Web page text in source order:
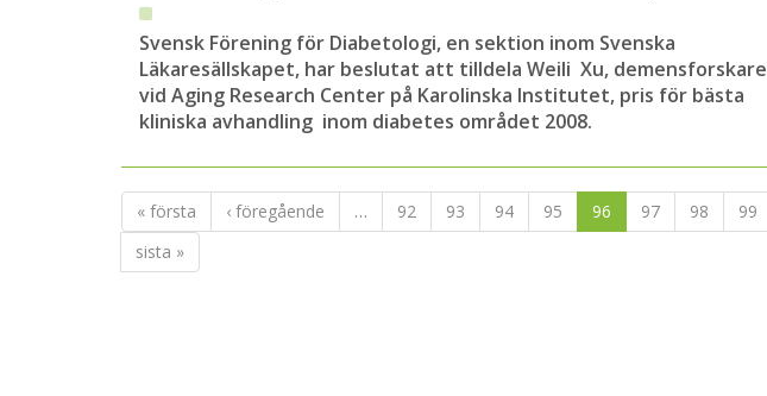
Svensk Förening för Diabetologi, en sektion inom Svenska
Läkaresällskapet, har beslutat att tilldela Weili Xu, demensforskare
vid Aging Research Center på Karolinska Institutet, pris för bästa
kliniska avhandling inom diabetes området 2008.
« första ‹ föregående … 92 93 94 95 96 97 98 99
sista »